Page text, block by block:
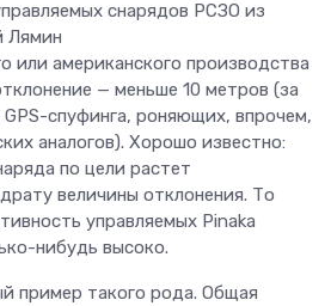
снарядов РСЗО из
Лямин
или американского производства
— меньше 10 метров (за
спуфинга, роняющих, впрочем,
аналогов). Хорошо известно:
по цели растет
величины отклонения. То
управляемых Pinaka
нибудь высоко.
пример такого рода. Общая